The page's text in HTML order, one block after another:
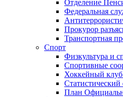
Отделение
Федеральная
Прокурор
Транспортная
Спорт
Физкультура и
Спортивные
Хоккейный
Статистический
План